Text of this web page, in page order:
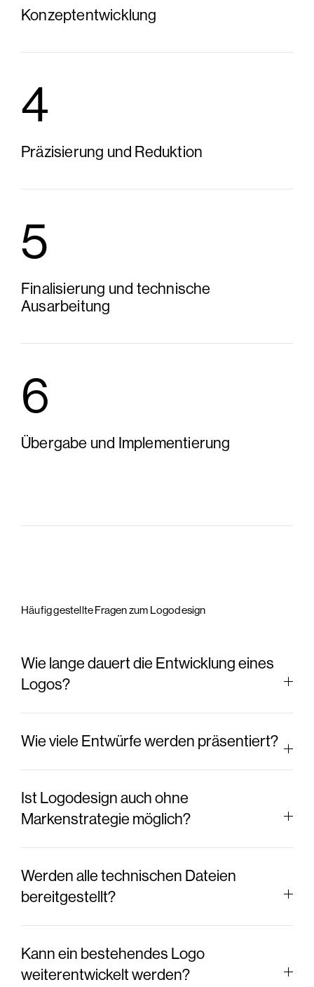
Konzeptentwicklung
4
Präzisierung und Reduktion
5
Finalisierung und technische
Ausarbeitung
6
Übergabe und Implementierung
Häufig gestellte Fragen zum Logodesign
Wie lange dauert die Entwicklung eines
Logos?
Wie viele Entwürfe werden präsentiert?
Ist Logodesign auch ohne
Markenstrategie möglich?
Werden alle technischen Dateien
bereitgestellt?
Kann ein bestehendes Logo
weiterentwickelt werden?